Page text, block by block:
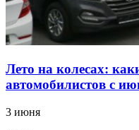
Лето на колесах:
автомобилистов с
3 июня